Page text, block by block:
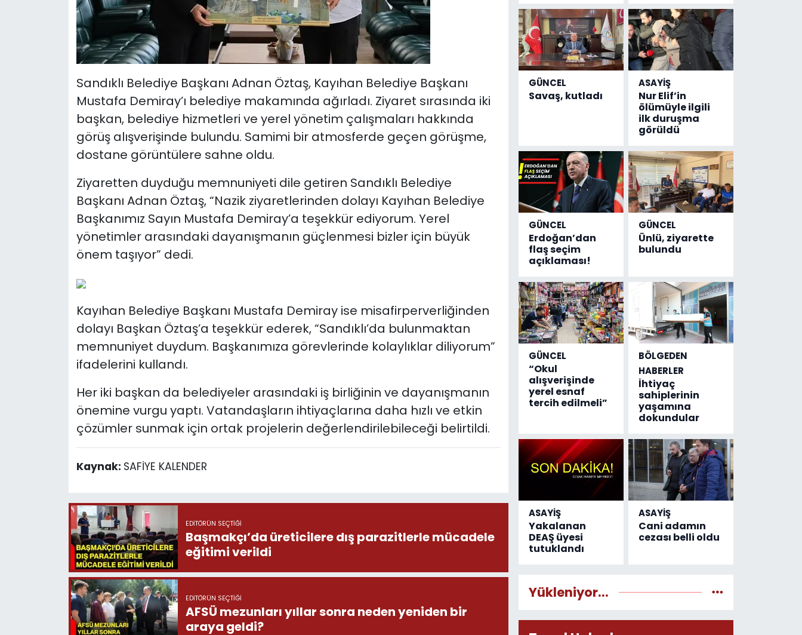
Sandıklı Belediye Başkanı Adnan Öztaş, Kayıhan Belediye Başkanı
Mustafa Demiray’ı belediye makamında ağırladı. Ziyaret sırasında iki
başkan, belediye hizmetleri ve yerel yönetim çalışmaları hakkında
görüş alışverişinde bulundu. Samimi bir atmosferde geçen görüşme,
dostane görüntülere sahne oldu.
Ziyaretten duyduğu memnuniyeti dile getiren Sandıklı Belediye
Başkanı Adnan Öztaş, “Nazik ziyaretlerinden dolayı Kayıhan Belediye
Başkanımız Sayın Mustafa Demiray’a teşekkür ediyorum. Yerel
yönetimler arasındaki dayanışmanın güçlenmesi bizler için büyük
önem taşıyor” dedi.
Kayıhan Belediye Başkanı Mustafa Demiray ise misafirperverliğinden
dolayı Başkan Öztaş’a teşekkür ederek, “Sandıklı’da bulunmaktan
memnuniyet duydum. Başkanımıza görevlerinde kolaylıklar diliyorum”
ifadelerini kullandı.
Her iki başkan da belediyeler arasındaki iş birliğinin ve dayanışmanın
önemine vurgu yaptı. Vatandaşların ihtiyaçlarına daha hızlı ve etkin
çözümler sunmak için ortak projelerin değerlendirilebileceği belirtildi.
Kaynak: SAFİYE KALENDER
EDITÖRÜN SEÇTIĞI
Başmakçı’da üreticilere dış parazitlerle mücadele
eğitimi verildi
EDITÖRÜN SEÇTIĞI
AFSÜ mezunları yıllar sonra neden yeniden bir
araya geldi?
GÜNCEL
Savaş, kutladı
ASAYİŞ
Nur Elif’in
ölümüyle ilgili
ilk duruşma
görüldü
GÜNCEL
Erdoğan’dan
flaş seçim
açıklaması!
GÜNCEL
Ünlü, ziyarette
bulundu
GÜNCEL
“Okul
alışverişinde
yerel esnaf
tercih edilmeli”
BÖLGEDEN
HABERLER
İhtiyaç
sahiplerinin
yaşamına
dokundular
ASAYİŞ
Yakalanan
DEAŞ üyesi
tutuklandı
ASAYİŞ
Cani adamın
cezası belli oldu
Yükleniyor...